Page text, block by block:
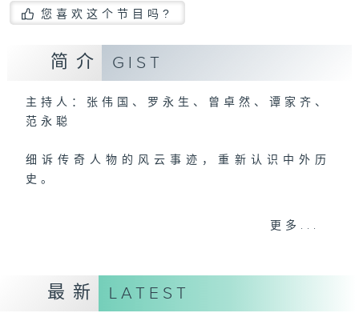
您喜欢这个节目吗?
简介 GIST
主持人：张伟国、罗永生、曾卓然、谭家齐、
范永聪
细诉传奇人物的风云事迹，重新认识中外历
史。
香港电台文教组制作，逢星期六晚8:00，香
更多...
最新 LATEST